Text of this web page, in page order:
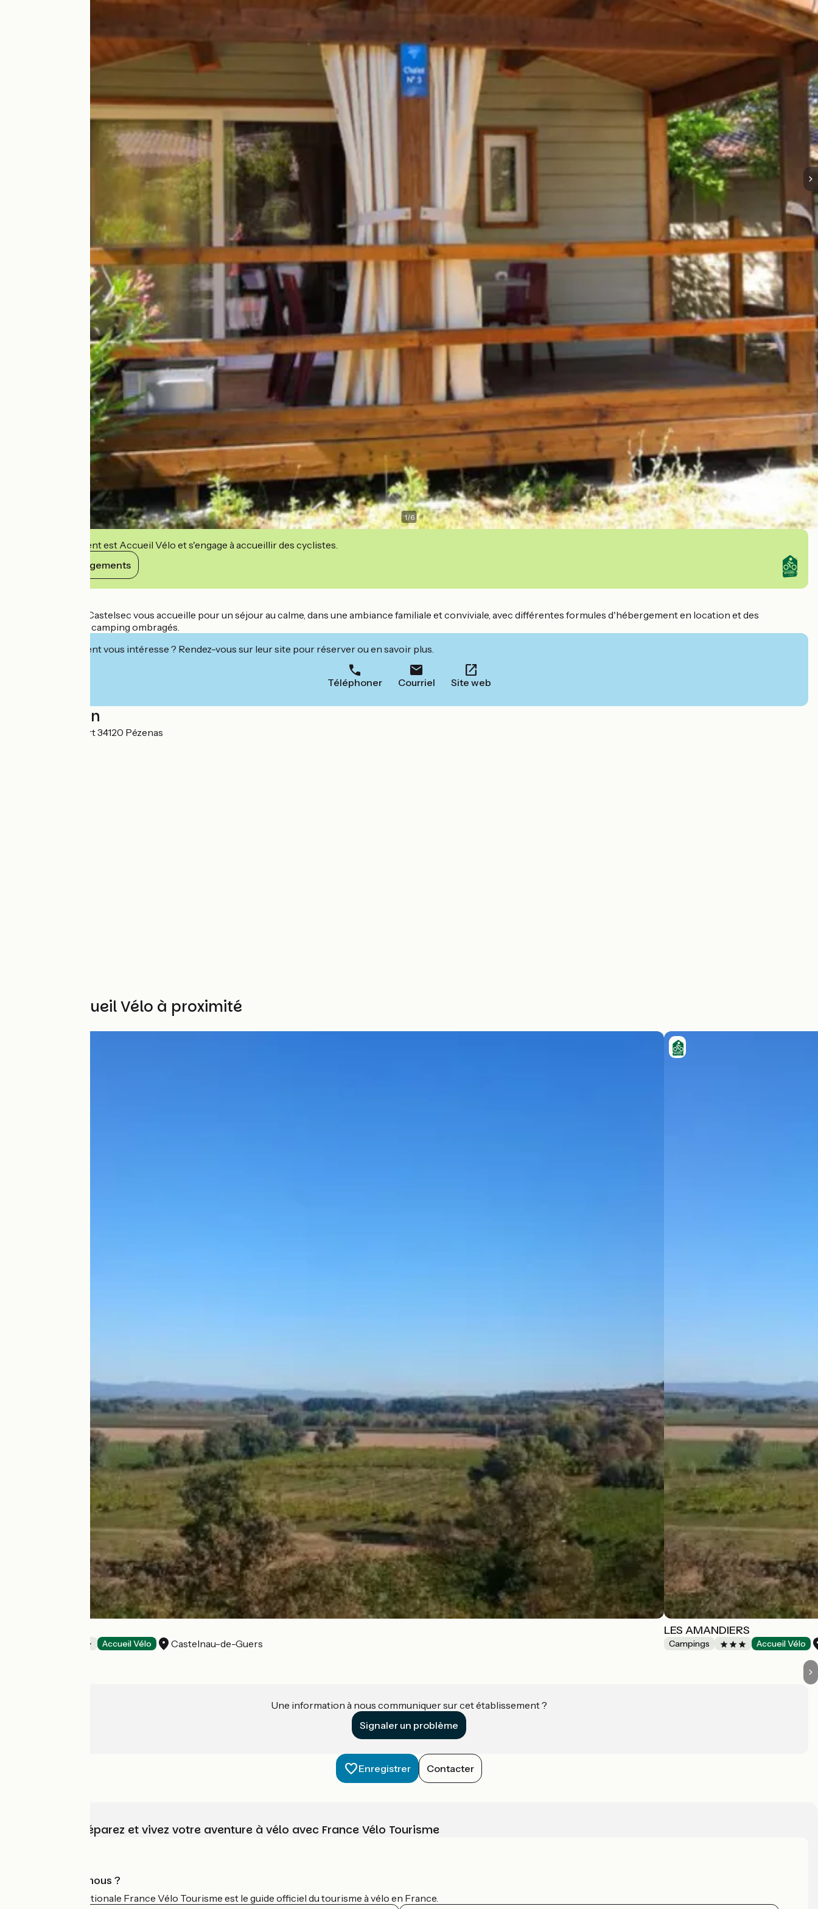
1/6
Cet établissement est Accueil Vélo et s'engage à accueillir des cyclistes.
Voir ses engagements
Le parc loisirs de Castelsec vous accueille pour un séjour au calme, dans une ambiance familiale et conviviale, avec différentes formules d'hébergement en location et des
emplacements de camping ombragés.
Cet établissement vous intéresse ? Rendez-vous sur leur site pour réserver ou en savoir plus.
Téléphoner Courriel Site web
Localisation
Rue Louis Audibert 34120 Pézenas
Autres Accueil Vélo à proximité
Accueil Vélo Castelnau-de-Guers
LES AMANDIERS
Campings Accueil Vélo
Une information à nous communiquer sur cet établissement ?
Signaler un problème
Enregistrer Contacter
Choisissez, préparez et vivez votre aventure à vélo avec France Vélo Tourisme
Qui sommes-nous ?
L'association nationale France Vélo Tourisme est le guide officiel du tourisme à vélo en France.